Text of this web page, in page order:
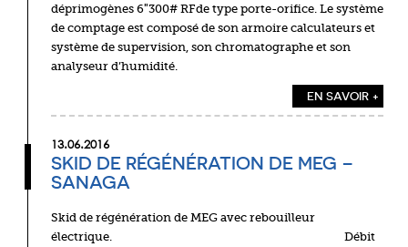
déprimogènes 6″300# RFde type porte-orifice. Le système
de comptage est composé de son armoire calculateurs et
système de supervision, son chromatographe et son
analyseur d’humidité.
EN SAVOIR +
13.06.2016
SKID DE RÉGÉNÉRATION DE MEG –
SANAGA
Skid de régénération de MEG avec rebouilleur
électrique. Débit